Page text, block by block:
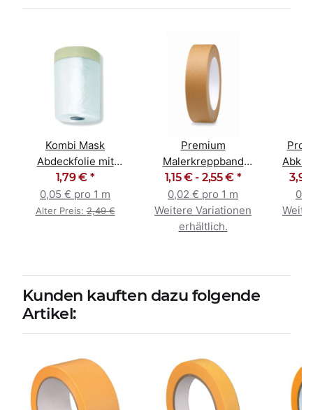
Kombi Mask
Abdeckfolie mit
Abklebeband 55cm x
33m
1,79 € *
0,05 € pro 1 m
Alter Preis:2,49 €
Premium
Malerkreppband
Malerband
Abklebeband braun
1,15 € - 2,55 € *
0,02 € pro 1 m
Weitere Variationen
erhältlich.
Kunden kauften dazu folgende
Artikel: